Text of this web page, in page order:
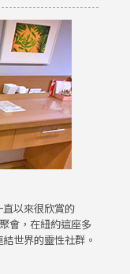
以來很欣賞的
會，在紐約這座多
世界的靈性社群。